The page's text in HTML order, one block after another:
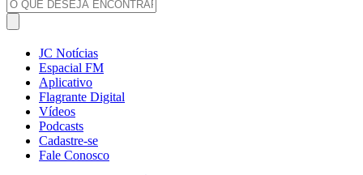
JC Notícias
Espacial FM
Aplicativo
Flagrante Digital
Vídeos
Podcasts
Cadastre-se
Fale Conosco